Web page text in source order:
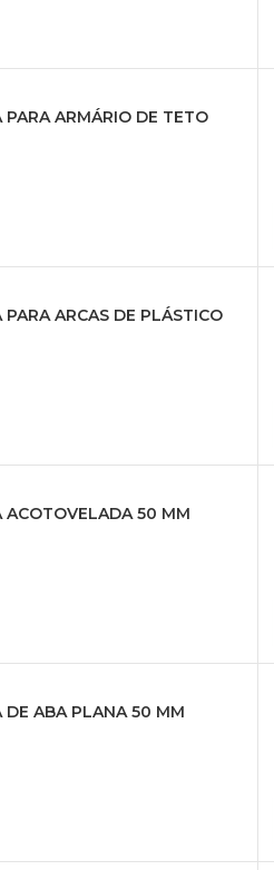
PARA ARMÁRIO DE TETO
PARA ARCAS DE PLÁSTICO
ACOTOVELADA 50 MM
DE ABA PLANA 50 MM